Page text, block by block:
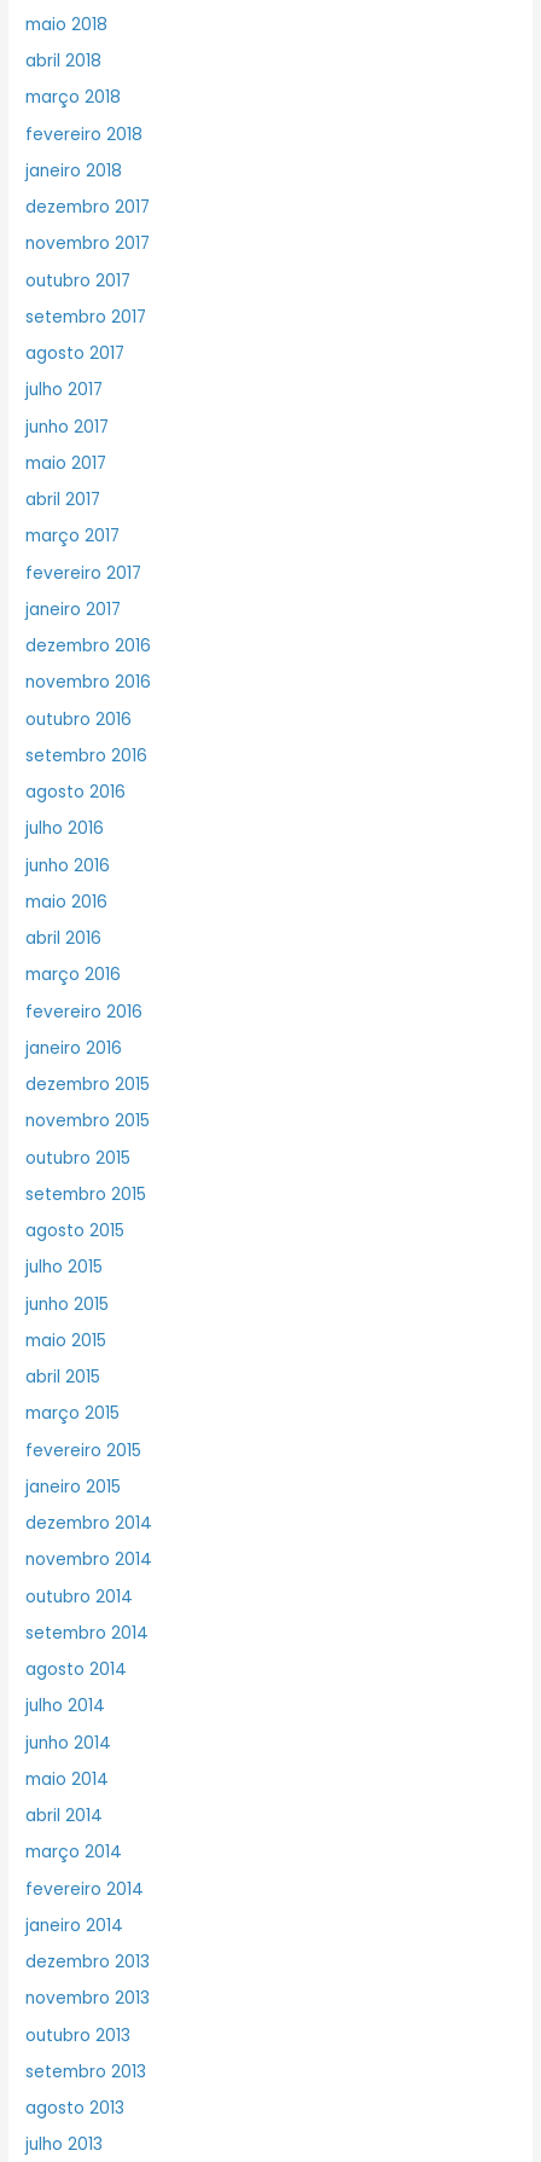
maio 2018
abril 2018
março 2018
fevereiro 2018
janeiro 2018
dezembro 2017
novembro 2017
outubro 2017
setembro 2017
agosto 2017
julho 2017
junho 2017
maio 2017
abril 2017
março 2017
fevereiro 2017
janeiro 2017
dezembro 2016
novembro 2016
outubro 2016
setembro 2016
agosto 2016
julho 2016
junho 2016
maio 2016
abril 2016
março 2016
fevereiro 2016
janeiro 2016
dezembro 2015
novembro 2015
outubro 2015
setembro 2015
agosto 2015
julho 2015
junho 2015
maio 2015
abril 2015
março 2015
fevereiro 2015
janeiro 2015
dezembro 2014
novembro 2014
outubro 2014
setembro 2014
agosto 2014
julho 2014
junho 2014
maio 2014
abril 2014
março 2014
fevereiro 2014
janeiro 2014
dezembro 2013
novembro 2013
outubro 2013
setembro 2013
agosto 2013
julho 2013